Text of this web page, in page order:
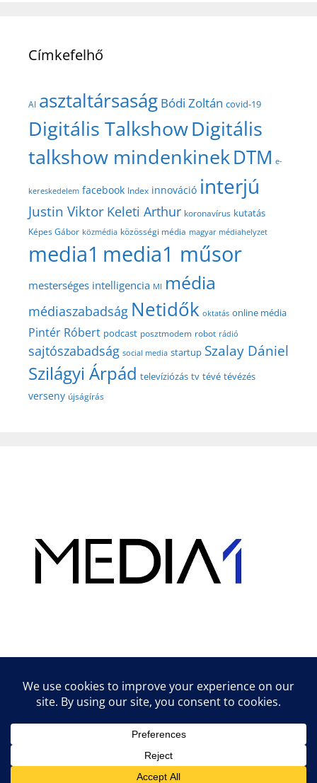
Címkefelhő
AI asztaltársaság Bódi Zoltán covid-19
Digitális TalkshowDigitális
talkshow mindenkinekDTM e-
kereskedelem facebook Index innováció interjú
Justin Viktor Keleti Arthur koronavírus kutatás
Képes Gábor közmédia közösségi média magyar médiahelyzet
media1 media1 műsor
mesterséges intelligencia MI média
médiaszabadság Netidők oktatás online média
Pintér Róbert podcast posztmodem robot rádió
sajtószabadság social media startup Szalay Dániel
Szilágyi Árpád televíziózás tv tévé tévézés
verseny újságírás
Lifestyle tippek & trükkök
© 2026 vipcast.hu powered by Media1• Készült